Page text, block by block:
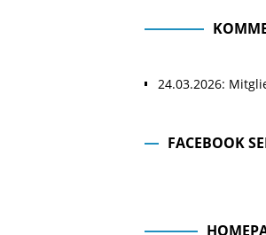
24.03.2026:
FACEBOOK